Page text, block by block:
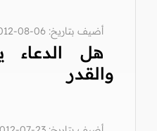
أضيف بتاريخ: 06-08-2012
هل الدعاء
والقدر